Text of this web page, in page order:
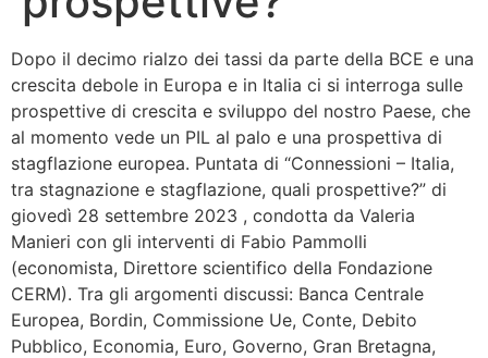
Connessioni
Fondazione CERM
Fondazione CERM – Idee
Dopo il decimo rialzo dei tassi da parte della BCE e una
crescita debole in Europa e in Italia ci si interroga sulle
prospettive di crescita e sviluppo del nostro Paese, che
al momento vede un PIL al palo e una prospettiva di
stagflazione europea. Puntata di “Connessioni – Italia,
tra stagnazione e stagflazione, quali prospettive?” di
giovedì 28 settembre 2023 , condotta da Valeria
Manieri con gli interventi di Fabio Pammolli
(economista, Direttore scientifico della Fondazione
CERM). Tra gli argomenti discussi: Banca Centrale
Europea, Bordin, Commissione Ue, Conte, Debito
Pubblico, Economia, Euro, Governo, Gran Bretagna,